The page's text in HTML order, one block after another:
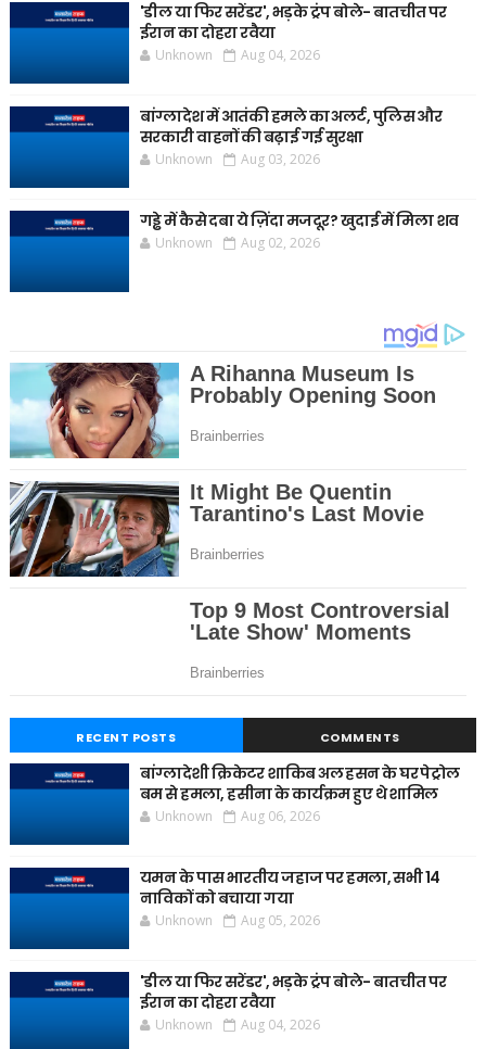
'डील या फिर सरेंडर', भड़के ट्रंप बोले- बातचीत पर
ईरान का दोहरा रवैया
Unknown Aug 04, 2026
बांग्लादेश में आतंकी हमले का अलर्ट, पुलिस और
सरकारी वाहनों की बढ़ाई गई सुरक्षा
Unknown Aug 03, 2026
गड्ढे में कैसे दबा ये ज़िंदा मजदूर? खुदाई में मिला शव
Unknown Aug 02, 2026
RECENT POSTS COMMENTS
बांग्लादेशी क्रिकेटर शाकिब अल हसन के घर पेट्रोल
बम से हमला, हसीना के कार्यक्रम हुए थे शामिल
Unknown Aug 06, 2026
यमन के पास भारतीय जहाज पर हमला, सभी 14
नाविकों को बचाया गया
Unknown Aug 05, 2026
'डील या फिर सरेंडर', भड़के ट्रंप बोले- बातचीत पर
ईरान का दोहरा रवैया
Unknown Aug 04, 2026